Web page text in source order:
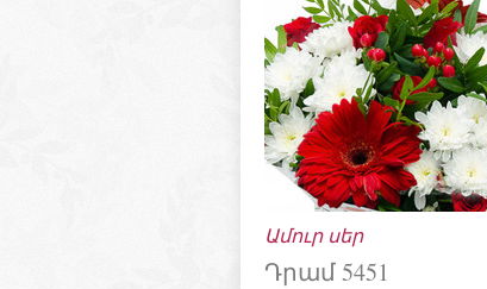
Ամուր սեր
Դրամ 5451